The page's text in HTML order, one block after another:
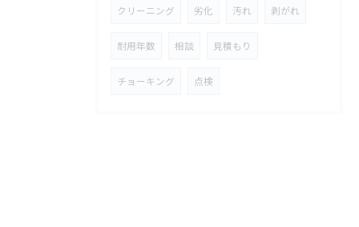
クリーニング 劣化 汚れ 剥がれ
耐用年数 相談 見積もり
チョーキング 点検